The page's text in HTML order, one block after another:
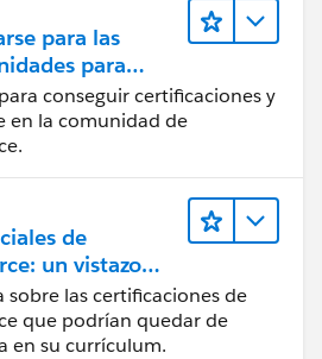
para las
para
del
de
conseguir certificaciones y
en la comunidad de
de
un vistazo
sobre las certificaciones de
que podrían quedar de
en su currículum.